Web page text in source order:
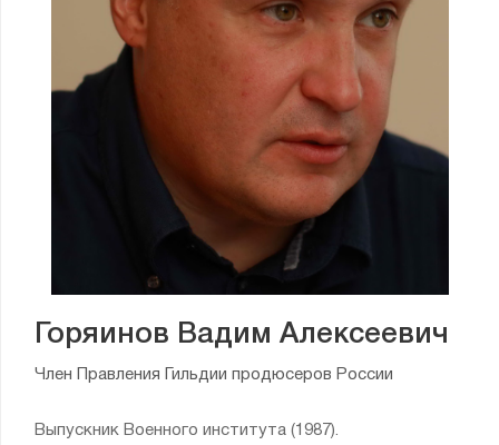
Горяинов Вадим Алексеевич
Член Правления Гильдии продюсеров России
Выпускник Военного института (1987).